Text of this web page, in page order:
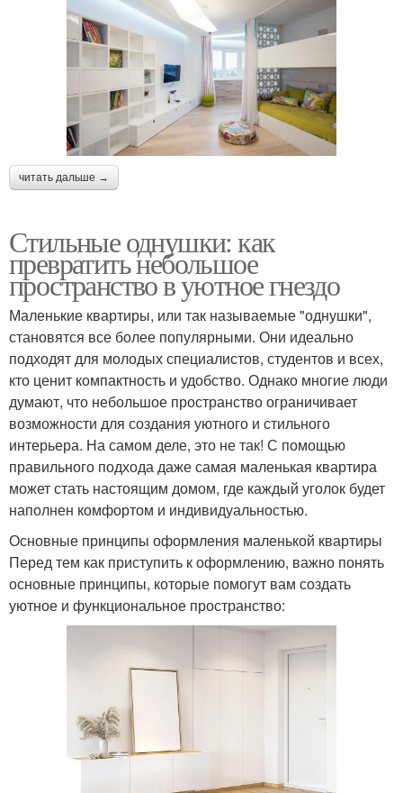
читать дальше →
Стильные однушки: как
превратить небольшое
пространство в уютное гнездо
Маленькие квартиры, или так называемые "однушки",
становятся все более популярными. Они идеально
подходят для молодых специалистов, студентов и всех,
кто ценит компактность и удобство. Однако многие люди
думают, что небольшое пространство ограничивает
возможности для создания уютного и стильного
интерьера. На самом деле, это не так! С помощью
правильного подхода даже самая маленькая квартира
может стать настоящим домом, где каждый уголок будет
наполнен комфортом и индивидуальностью.
Основные принципы оформления маленькой квартиры
Перед тем как приступить к оформлению, важно понять
основные принципы, которые помогут вам создать
уютное и функциональное пространство: